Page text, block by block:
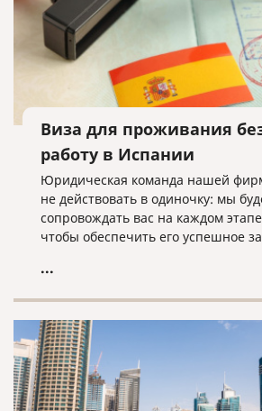
Виза для проживания
работу в Испании
Юридическая команда нашей
не действовать в одиночку: мы
сопровождать вас на каждом
чтобы обеспечить его успешное
...